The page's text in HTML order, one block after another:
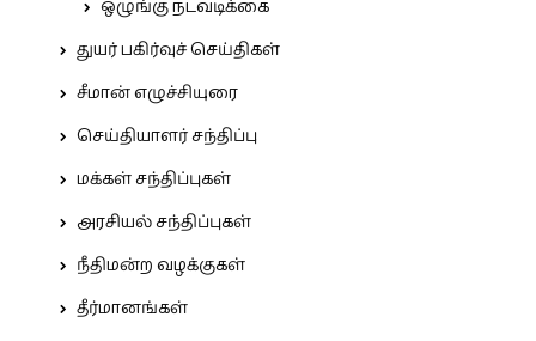
ஒழுங்கு நடவடிக்கை
துயர் பகிர்வுச் செய்திகள்
சீமான் எழுச்சியுரை
செய்தியாளர் சந்திப்பு
மக்கள் சந்திப்புகள்
அரசியல் சந்திப்புகள்
நீதிமன்ற வழக்குகள்
தீர்மானங்கள்